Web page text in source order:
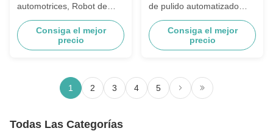
automotrices, Robot de
pulido, desbarbado, pulido,
equipo mecánico para
tapas de extremo de piezas
Consiga el mejor
precio
de pulido automatizado
para los componentes
autos del coche del metal
de las palancas de freno
Consiga el mejor
precio
1 2 3 4 5
Todas Las Categorías